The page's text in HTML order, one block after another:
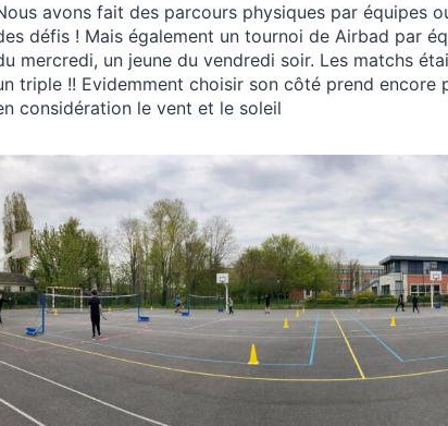
avons fait des parcours physiques par équipes
défis ! Mais également un tournoi de Airbad par
mercredi, un jeune du vendredi soir. Les matchs
triple !! Evidemment choisir son côté prend encore
considération le vent et le soleil